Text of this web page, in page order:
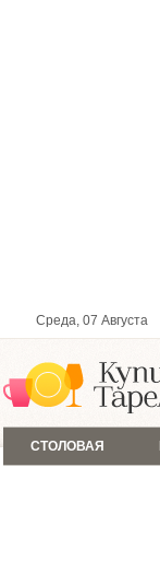
Среда, 07 Августа
СТОЛОВАЯ